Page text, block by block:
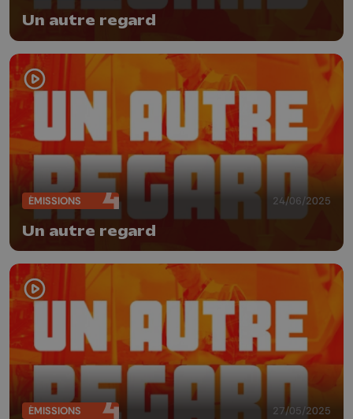
Un autre regard
ÉMISSIONS 24/06/2025
Un autre regard
ÉMISSIONS 27/05/2025